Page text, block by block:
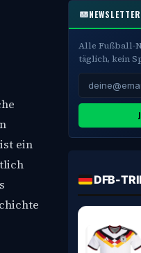
ein
NEWSLETTER
Alle Fußball-
täglich, kein
DFB-